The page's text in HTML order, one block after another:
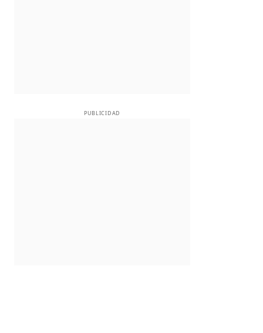
PUBLICIDAD